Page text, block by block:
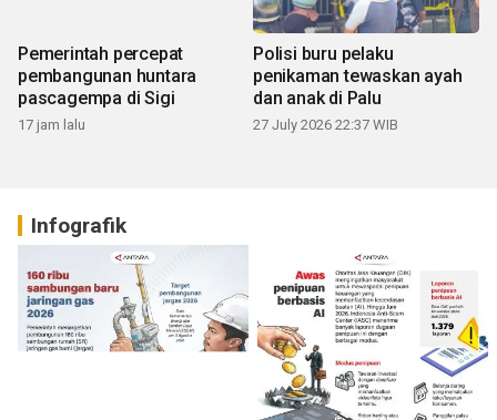
Pemerintah percepat
pembangunan huntara
pascagempa di Sigi
17 jam lalu
Polisi buru pelaku
penikaman tewaskan ayah
dan anak di Palu
27 July 2026 22:37 WIB
Infografik